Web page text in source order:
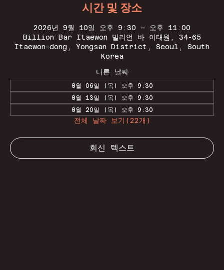
시간 및 장소
2026년 9월 10일 오후 9:30 – 오후 11:00
Billion Bar Itaewon 빌리언 바 이태원, 34-65
Itaewon-dong, Yongsan District, Seoul, South
Korea
다른 날짜
8월 06일 (목) 오후 9:30
8월 13일 (목) 오후 9:30
8월 20일 (목) 오후 9:30
전체 날짜 보기(22개)
회신 텍스트